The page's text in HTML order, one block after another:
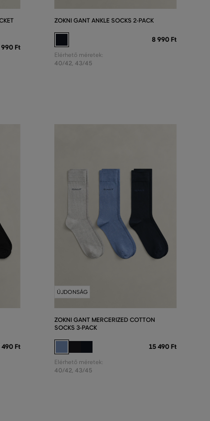
Ft
ZOKNI GANT ANKLE SOCKS 2-PACK
8 990 Ft
Elérhető méretek:
40/42, 43/45
490 Ft
ÚJDONSÁG
ZOKNI GANT MERCERIZED COTTON
SOCKS 3-PACK
15 490 Ft
Elérhető méretek:
40/42, 43/45